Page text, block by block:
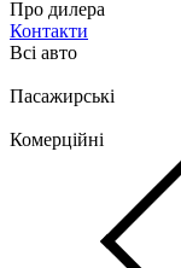
Про дилера
Контакти
Всі авто
Пасажирські
Комерційні